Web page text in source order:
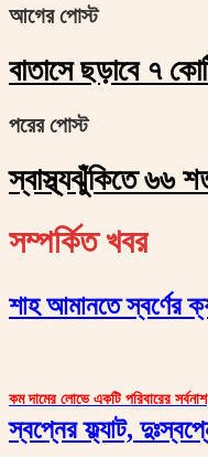
আগের পোস্ট
বাতাসে ছড়াবে ৭
পরের পোস্ট
স্বাস্থ্যঝুঁকিতে ৬৬
সম্পর্কিত খবর
শাহ আমানতে স্বর্ণের
কম দামের লোভে একটি পরিবারের সর্বনাশ
স্বপ্নের ফ্ল্যাট,